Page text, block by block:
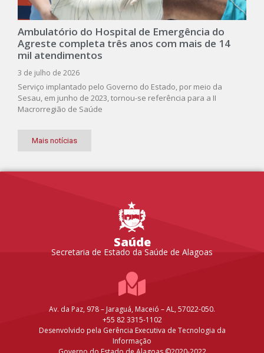
Ambulatório do Hospital de Emergência do
Agreste completa três anos com mais de 14
mil atendimentos
3 de julho de 2026
Serviço implantado pelo Governo do Estado, por meio da
Sesau, em junho de 2023, tornou-se referência para a II
Macrorregião de Saúde
Mais notícias
Saúde
Secretaria de Estado da Saúde de Alagoas
Av. da Paz, 978 – Jaraguá, Maceió – AL, 57022-050.
+55 82 3315-1102
Desenvolvido pela Gerência Executiva de Tecnologia da
Informação